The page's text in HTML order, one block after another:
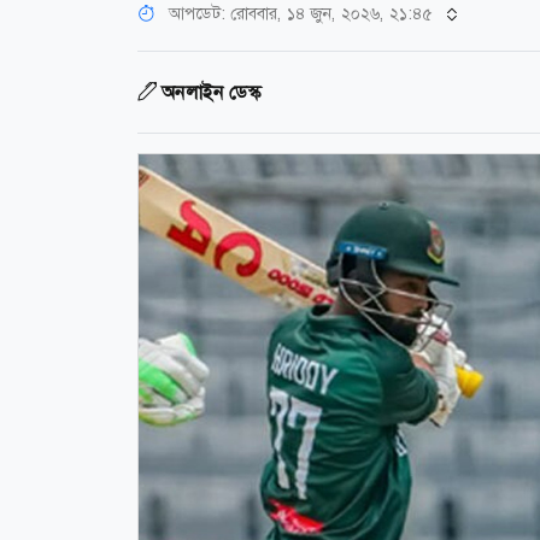
আপডেট: রোববার, ১৪ জুন, ২০২৬, ২১:৪৫
অনলাইন ডেস্ক